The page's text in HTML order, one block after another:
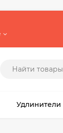
Удлинители